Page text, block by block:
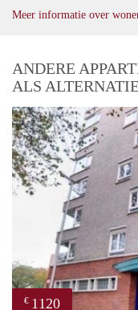
Meer informatie over
ANDERE
ALS
€ 1120